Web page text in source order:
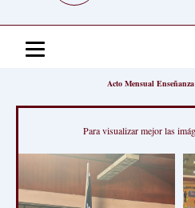
Acto Mensual
Para visualizar mejor las